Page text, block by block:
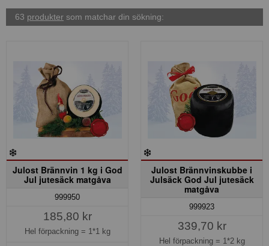
63 produkter som matchar din sökning:
Julost Brännvin 1 kg i God
Jul jutesäck matgåva
999950
185,80 kr
Hel förpackning = 1*1 kg
Julost Brännvinskubbe i
Julsäck God Jul jutesäck
matgåva
999923
339,70 kr
Hel förpackning = 1*2 kg